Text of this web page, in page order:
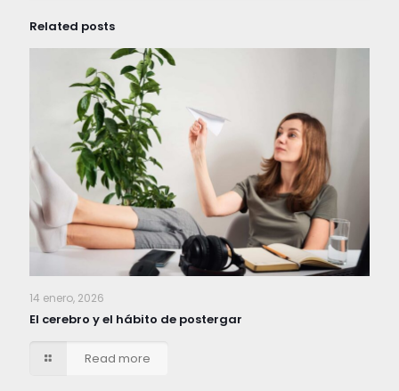
Related posts
14 enero, 2026
El cerebro y el hábito de postergar
Read more